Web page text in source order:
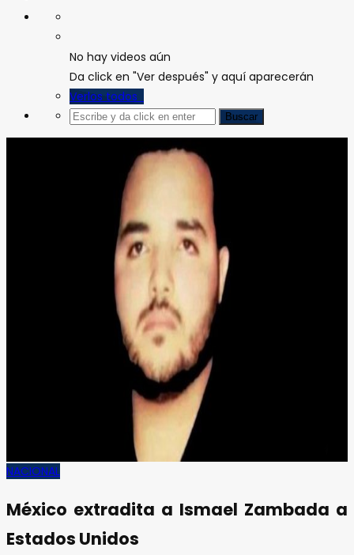
No hay videos aún
Da click en "Ver después" y aquí aparecerán
Verlos todos
NACIONAL
México extradita a Ismael Zambada a
Estados Unidos